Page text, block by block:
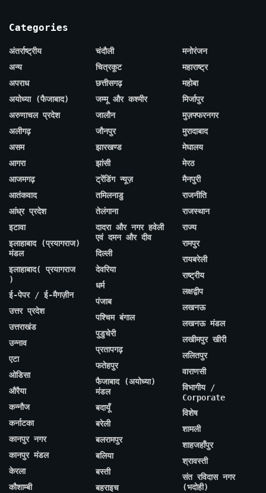
Categories
अंतर्राष्ट्रीय
अन्य
अपराध
अयोध्या (फैजाबाद)
अरुणाचल प्रदेश
अलीगढ़
असम
आगरा
आजमगढ़
आतंकवाद
आंध्र प्रदेश
इटावा
इलाहाबाद (प्रयागराज)
मंडल
इलाहाबाद( प्रयागराज
)
ई-पेपर / ई-मैगज़ीन
उत्तर प्रदेश
उत्तराखंड
उन्नाव
एटा
ओडिसा
औरैया
कन्नौज
कर्नाटका
कानपुर नगर
कानपुर मंडल
केरला
कौशाम्बी
चंदौली
चित्रकूट
छत्तीसगढ़
जम्मू और कश्मीर
जालौन
जौनपुर
झारखण्ड
झांसी
ट्रेंडिंग न्यूज़
तमिलनाडु
तेलंगाना
दादरा और नगर हवेली
एवं दमन और दीव
दिल्ली
देवरिया
धर्म
पंजाब
पश्चिम बंगाल
पुडुचेरी
प्रतापगढ़
फतेहपुर
फैजाबाद (अयोध्या)
मंडल
बदायूँ
बरेली
बलरामपुर
बलिया
बस्ती
बहराइच
मनोरंजन
महाराष्ट्र
महोबा
मिर्जापुर
मुज़फ्फरनगर
मुरादाबाद
मेघालय
मेरठ
मैनपुरी
राजनीति
राजस्थान
राज्य
रामपुर
रायबरेली
राष्ट्रीय
लक्षद्वीप
लखनऊ
लखनऊ मंडल
लखीमपुर खीरी
ललितपुर
वाराणसी
विभागीय /
Corporate
विशेष
शामली
शाहजहाँपुर
श्रावस्ती
संत रविदास नगर
(भदोही)